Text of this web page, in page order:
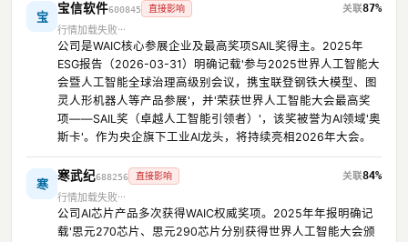
宝
宝信软件600845 直接影响
87%
行情加载失败
公司是WAIC核心参展企业及最高奖项SAIL奖得主。2025年
ESG报告（2026-03-31）明确记载'参与2025世界人工智能大
会暨人工智能全球治理高级别会议，携宝联登钢铁大模型、图
灵人形机器人等产品参展'，并'荣获世界人工智能大会最高奖
项——SAIL奖（卓越人工智能引领者）'，该奖被誉为AI领域'奥
斯卡'。作为央企旗下工业AI龙头，将持续亮相2026年大会。
寒
寒武纪688256 直接影响
84%
行情加载失败
公司AI芯片产品多次获得WAIC权威奖项。2025年年报明确记
载'思元270芯片、思元290芯片分别获得世界人工智能大会颁